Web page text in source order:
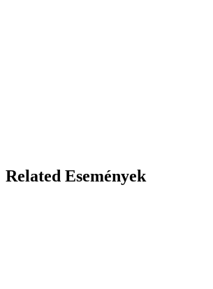
Related Események